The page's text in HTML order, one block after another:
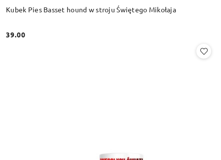
Kubek Pies Basset hound w stroju Świętego Mikołaja
Cena:
39.00